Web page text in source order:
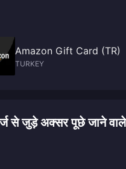
Amazon Gift Card (TR)
TURKEY
से जुड़े अक्सर पूछे जाने